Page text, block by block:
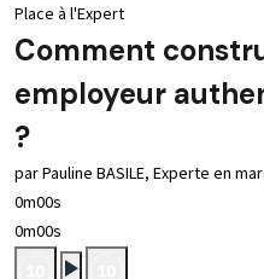
Place à l'Expert
Comment
employeur
?
par Pauline BASILE, Experte en
0m00s
0m00s